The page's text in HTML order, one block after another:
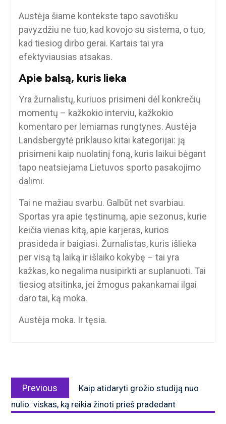
Austėja šiame kontekste tapo savotišku
pavyzdžiu ne tuo, kad kovojo su sistema, o tuo,
kad tiesiog dirbo gerai. Kartais tai yra
efektyviausias atsakas.
Apie balsą, kuris lieka
Yra žurnalistų, kuriuos prisimeni dėl konkrečių
momentų – kažkokio interviu, kažkokio
komentaro per lemiamas rungtynes. Austėja
Landsbergytė priklauso kitai kategorijai: ją
prisimeni kaip nuolatinį foną, kuris laikui bėgant
tapo neatsiejama Lietuvos sporto pasakojimo
dalimi.
Tai ne mažiau svarbu. Galbūt net svarbiau.
Sportas yra apie tęstinumą, apie sezonus, kurie
keičia vienas kitą, apie karjeras, kurios
prasideda ir baigiasi. Žurnalistas, kuris išlieka
per visą tą laiką ir išlaiko kokybę – tai yra
kažkas, ko negalima nusipirkti ar suplanuoti. Tai
tiesiog atsitinka, jei žmogus pakankamai ilgai
daro tai, ką moka.
Austėja moka. Ir tęsia.
tarp
įrašų
Previous
post:
Kaip atidaryti grožio studiją nuo
nulio: viskas, ką reikia žinoti prieš pradedant